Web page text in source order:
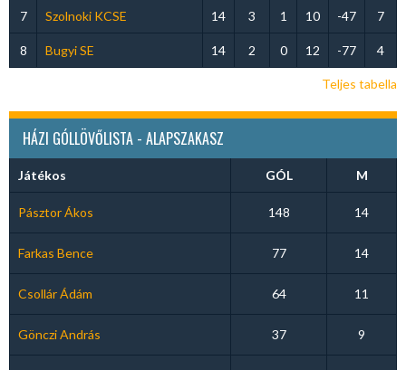
7 Szolnoki KCSE 14 3 1 10 -47 7
8 Bugyi SE 14 2 0 12 -77 4
Teljes tabella
HÁZI GÓLLÖVŐLISTA - ALAPSZAKASZ
Játékos GÓL M
Pásztor Ákos 148 14
Farkas Bence 77 14
Csollár Ádám 64 11
Gönczi András 37 9